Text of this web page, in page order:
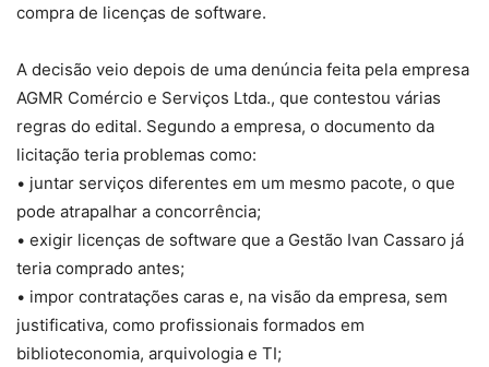
compra de licenças de software.
A decisão veio depois de uma denúncia feita pela empresa
AGMR Comércio e Serviços Ltda., que contestou várias
regras do edital. Segundo a empresa, o documento da
licitação teria problemas como:
• juntar serviços diferentes em um mesmo pacote, o que
pode atrapalhar a concorrência;
• exigir licenças de software que a Gestão Ivan Cassaro já
teria comprado antes;
• impor contratações caras e, na visão da empresa, sem
justificativa, como profissionais formados em
biblioteconomia, arquivologia e TI;